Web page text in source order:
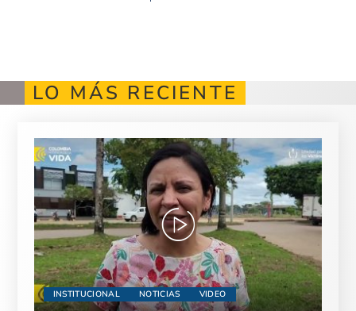
LO MÁS RECIENTE
INSTITUCIONAL NOTICIAS VIDEO